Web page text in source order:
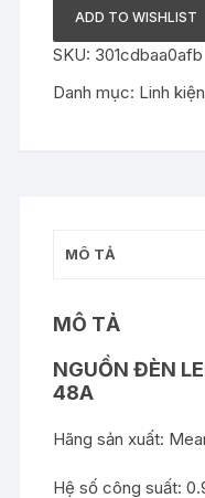
Meanwell
ELG-
100-
48A
ADD TO WISHLIST
SKU: 301cdbaa0afb
Danh mục: Linh
MÔ TẢ
MÔ TẢ
NGUỒN ĐÈN
48A
Hãng sản xuất:
Hệ số công suất: